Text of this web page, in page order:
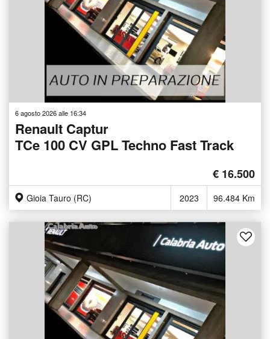
6 agosto 2026 alle 16:34
Renault Captur
TCe 100 CV GPL Techno Fast Track
€ 16.500
Gioia Tauro (RC) 2023 96.484 Km